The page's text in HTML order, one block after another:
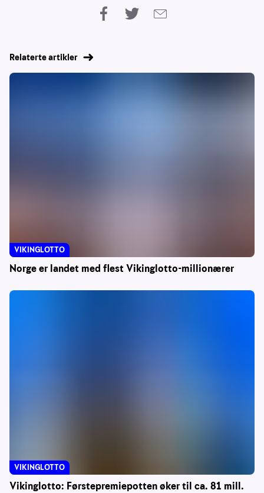
Relaterte artikler
Norge er landet med flest Vikinglotto-millionærer
VIKINGLOTTO
Vikinglotto: Førstepremiepotten øker til ca. 81 mill.
VIKINGLOTTO